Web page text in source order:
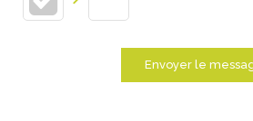
Envoyer le